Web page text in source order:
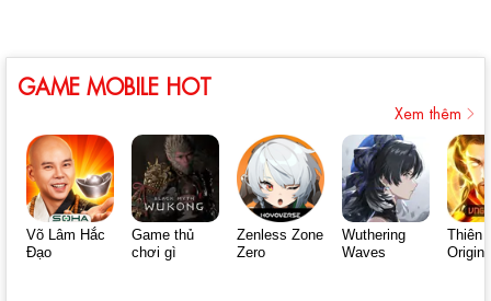
GAME MOBILE HOT
Xem thêm
Võ Lâm Hắc
Đạo
Game thủ
chơi gì
Zenless Zone
Zero
Wuthering
Waves
Thiên
Origin